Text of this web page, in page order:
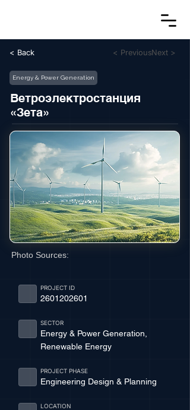
< Back < PreviousNext >
Energy & Power Generation
Ветроэлектростанция
«Зета»
Photo Sources:
2601202601
PROJECT ID
Energy & Power Generation,
Renewable Energy
SECTOR
Engineering Design & Planning
PROJECT PHASE
LOCATION